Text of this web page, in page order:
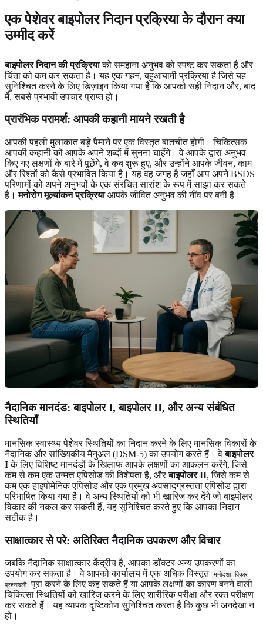
एक पेशेवर बाइपोलर निदान प्रक्रिया के दौरान क्या
उम्मीद करें
बाइपोलर निदान की प्रक्रियाको समझना अनुभव को स्पष्ट कर सकता है और
चिंता को कम कर सकता है। यह एक गहन, बहुआयामी प्रक्रिया है जिसे यह
सुनिश्चित करने के लिए डिज़ाइन किया गया है कि आपको सही निदान और, बाद
में, सबसे प्रभावी उपचार प्राप्त हो।
प्रारंभिक परामर्श: आपकी कहानी मायने रखती है
आपकी पहली मुलाकात बड़े पैमाने पर एक विस्तृत बातचीत होगी। चिकित्सक
आपकी कहानी को आपके अपने शब्दों में सुनना चाहेंगे। वे आपके द्वारा अनुभव
किए गए लक्षणों के बारे में पूछेंगे, वे कब शुरू हुए, और उन्होंने आपके जीवन, काम
और रिश्तों को कैसे प्रभावित किया है। यह वह जगह है जहाँ आप अपने BSDS
परिणामों को अपने अनुभवों के एक संरचित सारांश के रूप में साझा कर सकते
हैं।मनोरोग मूल्यांकन प्रक्रियाआपके जीवित अनुभव की नींव पर बनी है।
नैदानिक ​​मानदंड: बाइपोलर I, बाइपोलर II, और अन्य संबंधित
स्थितियाँ
मानसिक स्वास्थ्य पेशेवर स्थितियों का निदान करने के लिए मानसिक विकारों के
नैदानिक ​​और सांख्यिकीय मैनुअल (DSM-5) का उपयोग करते हैं। वेबाइपोलर
Iके लिए विशिष्ट मानदंडों के खिलाफ आपके लक्षणों का आकलन करेंगे, जिसे
कम से कम एक उन्मत्त एपिसोड की विशेषता है, औरबाइपोलर II, जिसे कम से
कम एक हाइपोमेनिक एपिसोड और एक प्रमुख अवसादग्रस्तता एपिसोड द्वारा
परिभाषित किया गया है। वे अन्य स्थितियों को भी खारिज कर देंगे जो बाइपोलर
विकार की नकल कर सकती हैं, यह सुनिश्चित करते हुए कि आपका निदान
सटीक है।
साक्षात्कार से परे: अतिरिक्त नैदानिक ​​उपकरण और विचार
जबकि नैदानिक ​​साक्षात्कार केंद्रीय है, आपका डॉक्टर अन्य उपकरणों का
उपयोग कर सकता है। वे आपको कार्यालय में एक अधिक विस्तृत मनोदशा विकार
प्रश्नावली पूरा करने के लिए कह सकते हैं या आपके लक्षणों का कारण बनने वाली
चिकित्सा स्थितियों को खारिज करने के लिए शारीरिक परीक्षा और रक्त परीक्षण
कर सकते हैं। यह व्यापक दृष्टिकोण सुनिश्चित करता है कि कुछ भी अनदेखा न
हो।